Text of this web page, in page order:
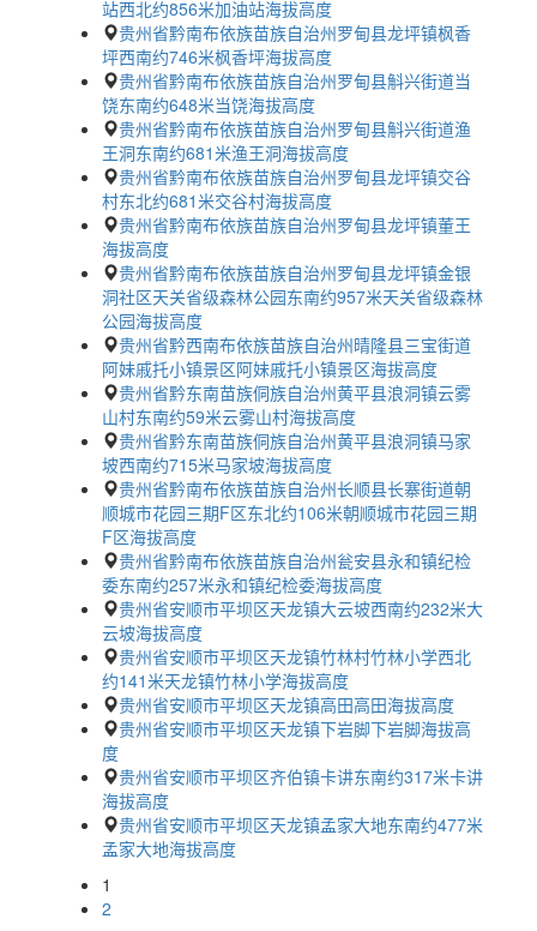
站西北约856米加油站海拔高度
贵州省黔南布依族苗族自治州罗甸县龙坪镇枫香
坪西南约746米枫香坪海拔高度
贵州省黔南布依族苗族自治州罗甸县斛兴街道当
饶东南约648米当饶海拔高度
贵州省黔南布依族苗族自治州罗甸县斛兴街道渔
王洞东南约681米渔王洞海拔高度
贵州省黔南布依族苗族自治州罗甸县龙坪镇交谷
村东北约681米交谷村海拔高度
贵州省黔南布依族苗族自治州罗甸县龙坪镇董王
海拔高度
贵州省黔南布依族苗族自治州罗甸县龙坪镇金银
洞社区天关省级森林公园东南约957米天关省级森林
公园海拔高度
贵州省黔西南布依族苗族自治州晴隆县三宝街道
阿妹戚托小镇景区阿妹戚托小镇景区海拔高度
贵州省黔东南苗族侗族自治州黄平县浪洞镇云雾
山村东南约59米云雾山村海拔高度
贵州省黔东南苗族侗族自治州黄平县浪洞镇马家
坡西南约715米马家坡海拔高度
贵州省黔南布依族苗族自治州长顺县长寨街道朝
顺城市花园三期F区东北约106米朝顺城市花园三期
F区海拔高度
贵州省黔南布依族苗族自治州瓮安县永和镇纪检
委东南约257米永和镇纪检委海拔高度
贵州省安顺市平坝区天龙镇大云坡西南约232米大
云坡海拔高度
贵州省安顺市平坝区天龙镇竹林村竹林小学西北
约141米天龙镇竹林小学海拔高度
贵州省安顺市平坝区天龙镇高田高田海拔高度
贵州省安顺市平坝区天龙镇下岩脚下岩脚海拔高
度
贵州省安顺市平坝区齐伯镇卡讲东南约317米卡讲
海拔高度
贵州省安顺市平坝区天龙镇孟家大地东南约477米
孟家大地海拔高度
1
2